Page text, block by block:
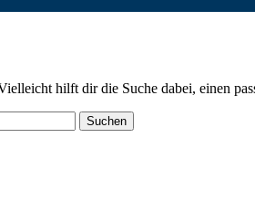
hilft dir die Suche dabei, einen